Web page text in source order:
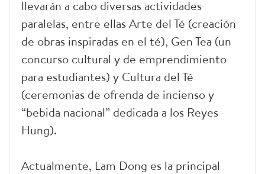
llevarán a cabo diversas actividades
paralelas, entre ellas Arte del Té (creación
de obras inspiradas en el té), Gen Tea (un
concurso cultural y de emprendimiento
para estudiantes) y Cultura del Té
(ceremonias de ofrenda de incienso y
“bebida nacional” dedicada a los Reyes
Hung).
Actualmente, Lam Dong es la principal